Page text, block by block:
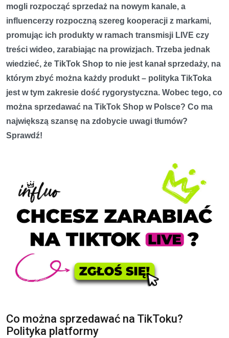
mogli rozpocząć sprzedaż na nowym kanale, a
influencerzy rozpoczną szereg kooperacji z markami,
promując ich produkty w ramach transmisji LIVE czy
treści wideo, zarabiając na prowizjach. Trzeba jednak
wiedzieć, że TikTok Shop to nie jest kanał sprzedaży, na
którym zbyć można każdy produkt – polityka TikToka
jest w tym zakresie dość rygorystyczna. Wobec tego, co
można sprzedawać na TikTok Shop w Polsce? Co ma
największą szansę na zdobycie uwagi tłumów?
Sprawdź!
Co można sprzedawać na TikToku?
Polityka platformy